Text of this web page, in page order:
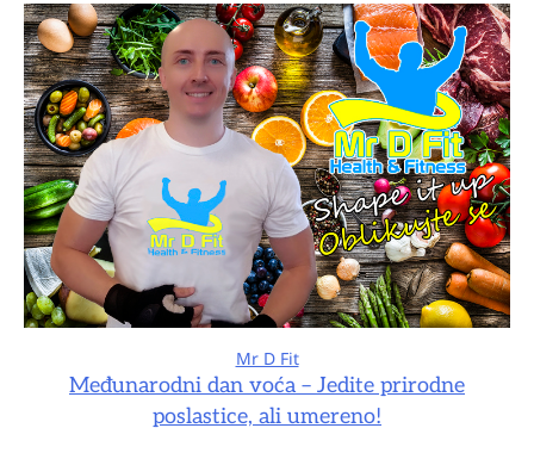
Mr D Fit
Međunarodni dan voća – Jedite prirodne
poslastice, ali umereno!